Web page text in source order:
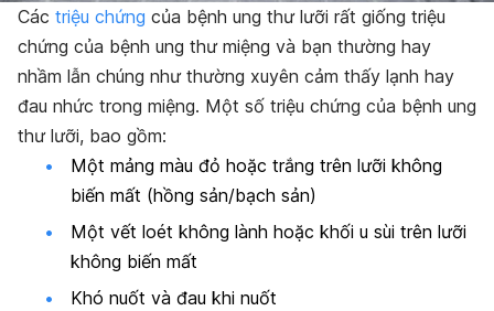
Các triệu chứng của bệnh ung thư lưỡi rất giống triệu
chứng của bệnh ung thư miệng và bạn thường hay
nhầm lẫn chúng như thường xuyên cảm thấy lạnh hay
đau nhức trong miệng. Một số triệu chứng của bệnh ung
thư lưỡi, bao gồm:
Một mảng màu đỏ hoặc trắng trên lưỡi không
biến mất (hồng sản/bạch sản)
Một vết loét không lành hoặc khối u sùi trên lưỡi
không biến mất
Khó nuốt và đau khi nuốt